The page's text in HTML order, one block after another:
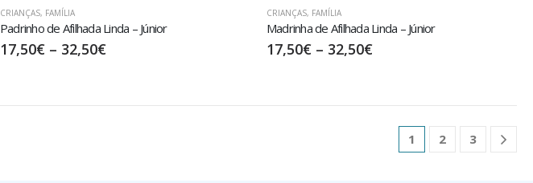
CRIANÇAS, FAMÍLIA
Padrinho de Afilhada Linda – Júnior
17,50€– 32,50€
CRIANÇAS, FAMÍLIA
Madrinha de Afilhada Linda – Júnior
17,50€– 32,50€
1 2 3